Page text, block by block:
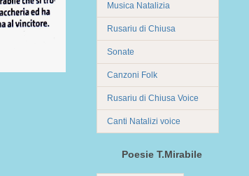
Musica Natalizia
Rusariu di Chiusa
Sonate
Canzoni Folk
Rusariu di Chiusa Voice
Canti Natalizi voice
Poesie T.Mirabile